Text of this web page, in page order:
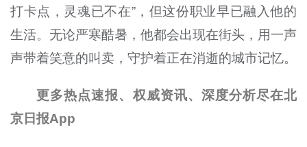
打卡点，灵魂已不在”，但这份职业早已融入他的
生活。无论严寒酷暑，他都会出现在街头，用一声
声带着笑意的叫卖，守护着正在消逝的城市记忆。
更多热点速报、权威资讯、深度分析尽在北
京日报App